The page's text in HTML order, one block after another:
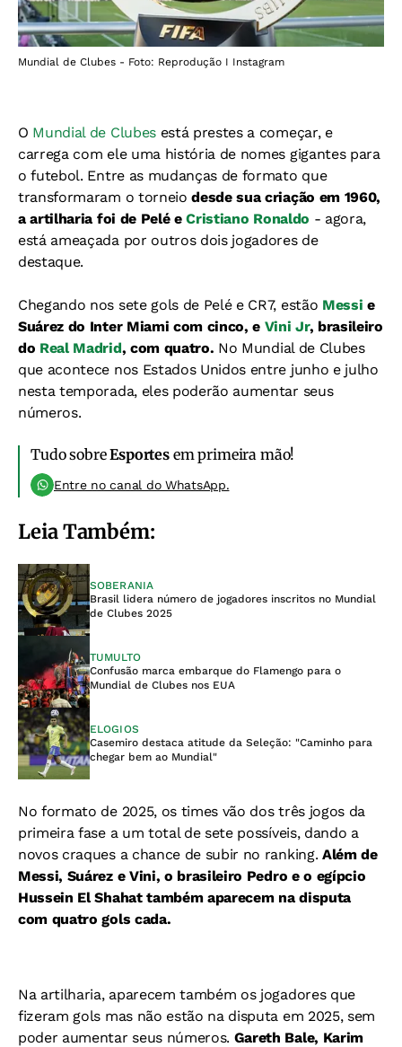
Mundial de Clubes - Foto: Reprodução I Instagram
O Mundial de Clubesestá prestes a começar, e
carrega com ele uma história de nomes gigantes para
o futebol. Entre as mudanças de formato que
transformaram o torneiodesde sua criação em 1960,
a artilharia foi de Pelé eCristiano Ronaldo - agora,
está ameaçada por outros dois jogadores de
destaque.
Chegando nos sete gols de Pelé e CR7, estão Messi e
Suárez do Inter Miami com cinco, e Vini Jr, brasileiro
do Real Madrid, com quatro. No Mundial de Clubes
que acontece nos Estados Unidos entre junho e julho
nesta temporada, eles poderão aumentar seus
números.
Tudo sobreEsportesem primeira mão!
Entre no canal do WhatsApp.
Leia Também:
SOBERANIA
Brasil lidera número de jogadores inscritos no Mundial
de Clubes 2025
TUMULTO
Confusão marca embarque do Flamengo para o
Mundial de Clubes nos EUA
ELOGIOS
Casemiro destaca atitude da Seleção: "Caminho para
chegar bem ao Mundial"
No formato de 2025, os times vão dos três jogos da
primeira fase a um total de sete possíveis, dando a
novos craques a chance de subir no ranking. Além de
Messi, Suárez e Vini, o brasileiro Pedro e o egípcio
Hussein El Shahat também aparecem na disputa
com quatro gols cada.
Na artilharia, aparecem também os jogadores que
fizeram gols mas não estão na disputa em 2025, sem
poder aumentar seus números. Gareth Bale, Karim